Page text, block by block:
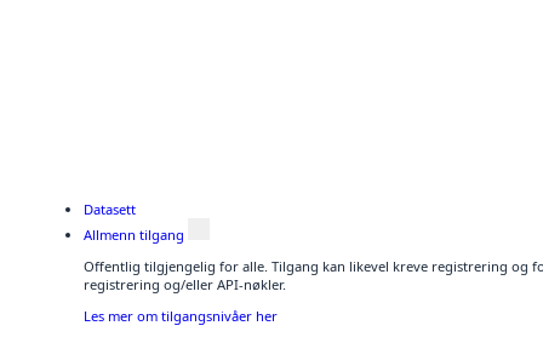
Datasett
Allmenn tilgang
Offentlig tilgjengelig for alle. Tilgang kan likevel kreve registrering og
registrering og/eller API-nøkler.
Les mer om tilgangsnivåer her